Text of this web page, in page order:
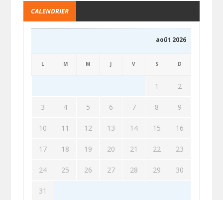
CALENDRIER
août 2026
L M M J V S D
1 2
3 4 5 6 7 8 9
10 11 12 13 14 15 16
17 18 19 20 21 22 23
24 25 26 27 28 29 30
31